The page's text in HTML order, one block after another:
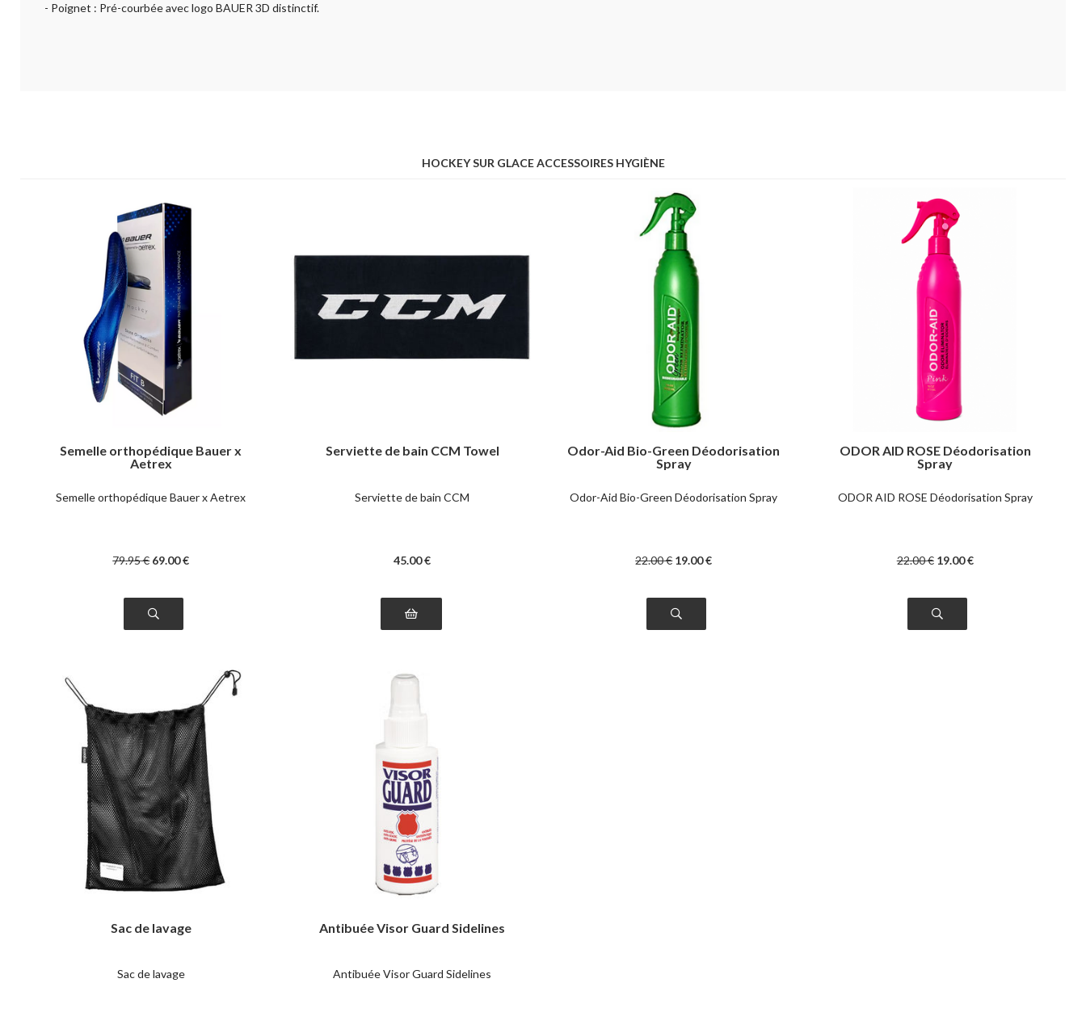
- Poignet : Pré-courbée avec logo BAUER 3D distinctif.
HOCKEY SUR GLACE ACCESSOIRES HYGIÈNE
Semelle orthopédique Bauer x
Aetrex
Semelle orthopédique Bauer x Aetrex
79.95€ 69.00€
Serviette de bain CCM Towel
Serviette de bain CCM
45.00€
Odor-Aid Bio-Green Déodorisation
Spray
Odor-Aid Bio-Green Déodorisation Spray
22.00€ 19.00€
ODOR AID ROSE Déodorisation
Spray
ODOR AID ROSE Déodorisation Spray
22.00€ 19.00€
Sac de lavage
Sac de lavage
Antibuée Visor Guard Sidelines
Antibuée Visor Guard Sidelines